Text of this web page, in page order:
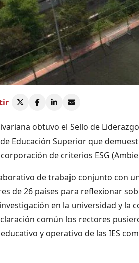
obtuvo el Sello de
Educación Superior que
de criterios ESG
de trabajo conjunto con
de 26 países para reflexionar
en la universidad y la
común los rectores
y operativo de las IES